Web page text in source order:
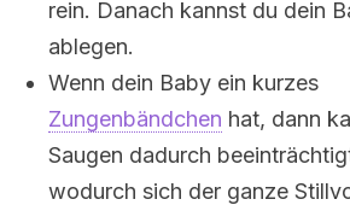
rein. Danach kannst du dein
ablegen.
Wenn dein Baby ein kurzes
Zungenbändchen hat, dann
Saugen dadurch
wodurch sich der ganze